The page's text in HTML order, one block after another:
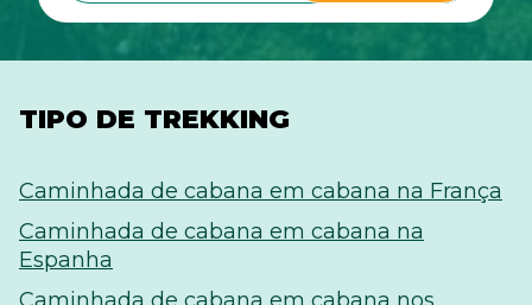
TIPO DE TREKKING
Caminhada de cabana em cabana na França
Caminhada de cabana em cabana na
Espanha
Caminhada de cabana em cabana nos